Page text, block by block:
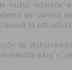
malla.
de control
la
de dicha
método plug 'n'